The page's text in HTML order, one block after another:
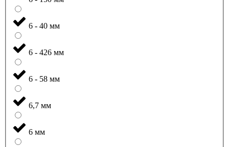
6 - 40 мм
6 - 426 мм
6 - 58 мм
6,7 мм
6 мм